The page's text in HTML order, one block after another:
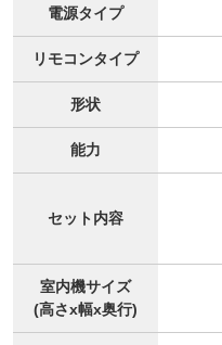
電源タイプ
リモコンタイプ
形状
能力
セット内容
室内機サイズ
(高さx幅x奥行)